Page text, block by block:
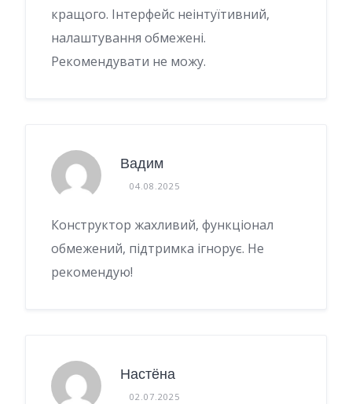
кращого. Інтерфейс неінтуїтивний,
налаштування обмежені.
Рекомендувати не можу.
Вадим
04.08.2025
Конструктор жахливий, функціонал
обмежений, підтримка ігнорує. Не
рекомендую!
Настёна
02.07.2025